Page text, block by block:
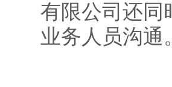
有限公司还同
业务人员沟通